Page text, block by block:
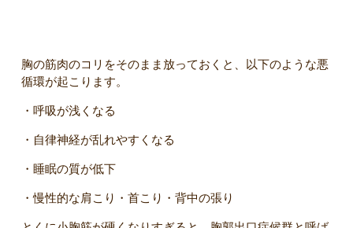
胸の筋肉のコリをそのまま放っておくと、以下のような悪
循環が起こります。
・呼吸が浅くなる
・自律神経が乱れやすくなる
・睡眠の質が低下
・慢性的な肩こり・首こり・背中の張り